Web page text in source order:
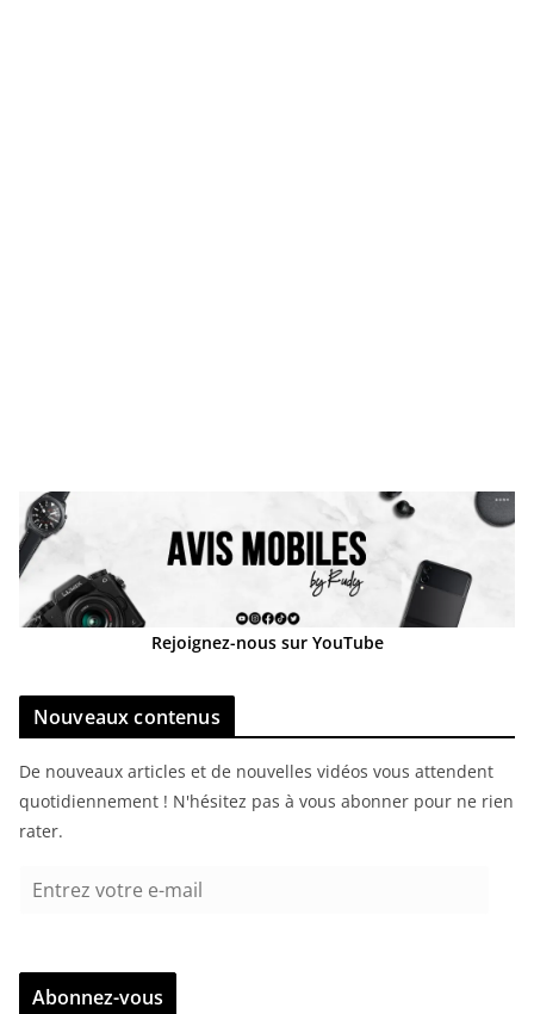
Rejoignez-nous sur YouTube
Nouveaux contenus
De nouveaux articles et de nouvelles vidéos vous attendent
quotidiennement ! N'hésitez pas à vous abonner pour ne rien
rater.
r
Abonnez-vous